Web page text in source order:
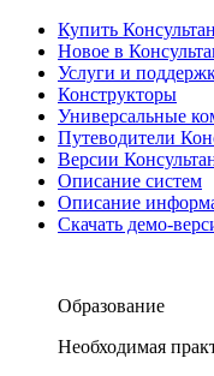
Купить
Новое в
Услуги и
Конструкторы
Универсальные
Путеводители
Версии
Описание систем
Описание
Скачать демо-
Образование
Необходимая